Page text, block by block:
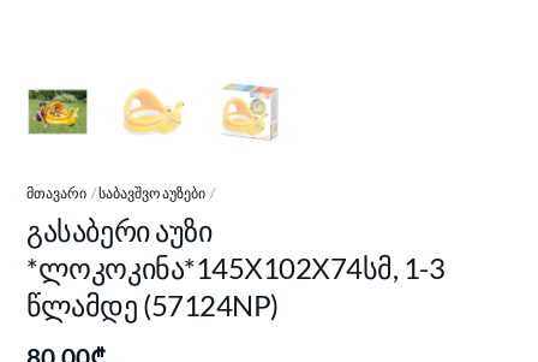
ᲛᲗᲐᲕᲐᲠᲘ ᲡᲐᲑᲐᲕᲨᲕᲝ ᲐᲣᲖᲔᲑᲘ
გასაბერი აუზი
*ლოკოკინა*145Х102Х74სმ, 1-3
წლამდე (57124NP)